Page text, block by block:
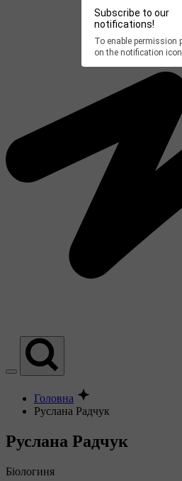
Subscribe to our
notifications!
To enable permission
on the notification icon
Головна
Руслана Радчук
Руслана Радчук
Біологиня